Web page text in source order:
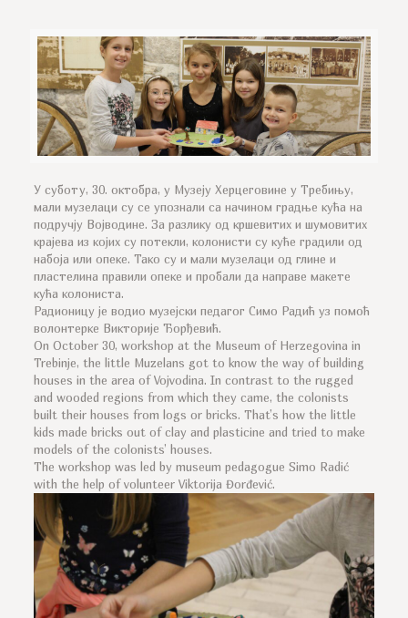
У суботу, 30. октобра, у Музеју Херцеговине у Требињу,
мали музелаци су се упознали са начином градње кућа на
подручју Војводине. За разлику од кршевитих и шумовитих
крајева из којих су потекли, колонисти су куће градили од
набоја или опеке. Тако су и мали музелаци од глине и
пластелина правили опеке и пробали да направе макете
кућа колониста.
Радионицу је водио музејски педагог Симо Радић уз помоћ
волонтерке Викторије Ђорђевић.
On October 30, workshop at the Museum of Herzegovina in
Trebinje, the little Muzelans got to know the way of building
houses in the area of Vojvodina. In contrast to the rugged
and wooded regions from which they came, the colonists
built their houses from logs or bricks. That’s how the little
kids made bricks out of clay and plasticine and tried to make
models of the colonists’ houses.
The workshop was led by museum pedagogue Simo Radić
with the help of volunteer Viktorija Đorđević.